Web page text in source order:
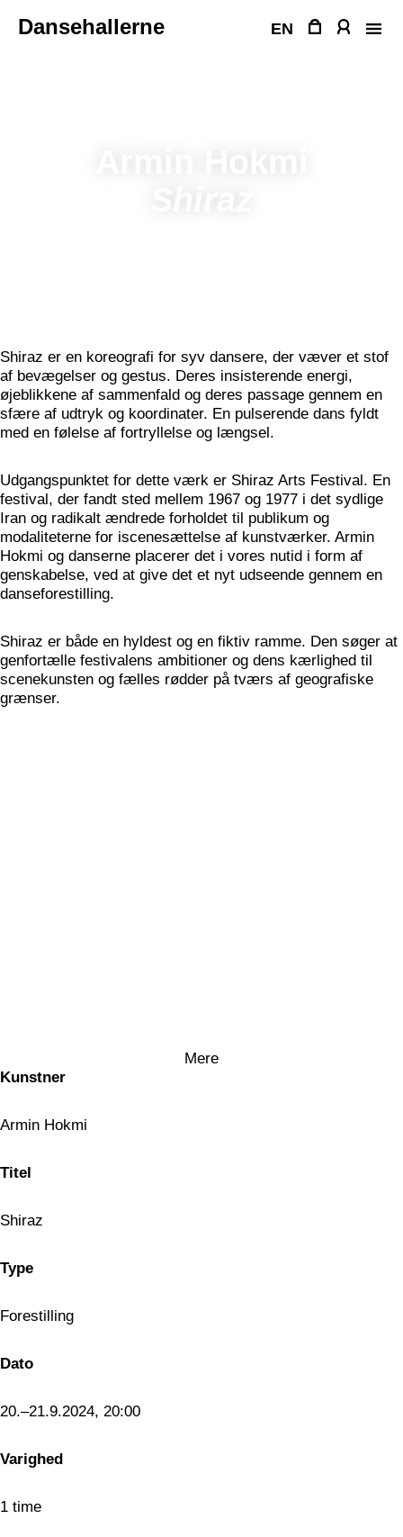
Dansehallerne EN
Shiraz er en koreografi for syv dansere, der væver et stof
af bevægelser og gestus. Deres insisterende energi,
øjeblikkene af sammenfald og deres passage gennem en
sfære af udtryk og koordinater. En pulserende dans fyldt
med en følelse af fortryllelse og længsel.
Udgangspunktet for dette værk er Shiraz Arts Festival. En
festival, der fandt sted mellem 1967 og 1977 i det sydlige
Iran og radikalt ændrede forholdet til publikum og
modaliteterne for iscenesættelse af kunstværker. Armin
Hokmi og danserne placerer det i vores nutid i form af
genskabelse, ved at give det et nyt udseende gennem en
danseforestilling.
Shiraz er både en hyldest og en fiktiv ramme. Den søger at
genfortælle festivalens ambitioner og dens kærlighed til
scenekunsten og fælles rødder på tværs af geografiske
grænser.
Mere
Kunstner
Armin Hokmi
Titel
Shiraz
Type
Forestilling
Dato
20.–21.9.2024, 20:00
Varighed
1 time